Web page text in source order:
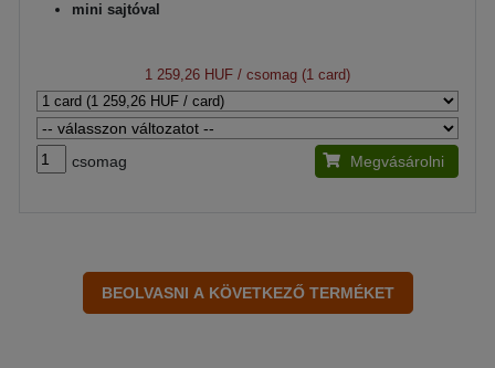
mini sajtóval
1 259,26 HUF / csomag (1 card)
csomag Megvásárolni